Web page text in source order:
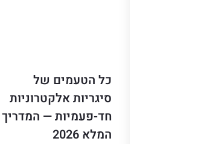
כל הטעמים של
סיגריות אלקטרוניות
חד-פעמיות — המדריך
המלא 2026